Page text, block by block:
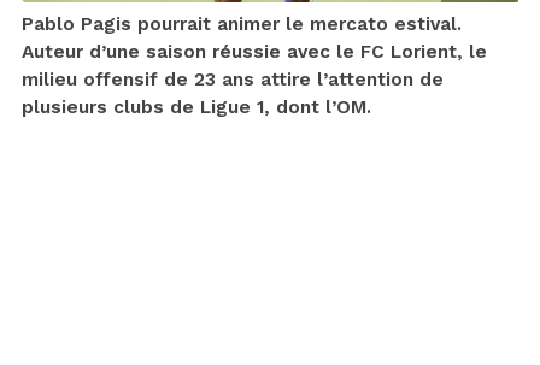
Pablo Pagis pourrait animer le mercato estival.
Auteur d’une saison réussie avec le FC Lorient, le
milieu offensif de 23 ans attire l’attention de
plusieurs clubs de Ligue 1, dont l’OM.